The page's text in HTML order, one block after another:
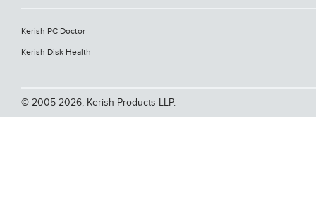
Kerish PC Doctor
Kerish Disk Health
© 2005-2026, Kerish Products LLP.